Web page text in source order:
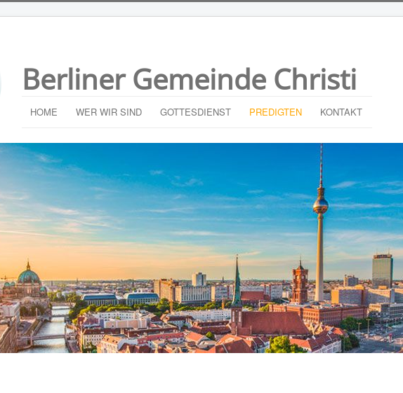
Berliner Gemeinde Christi
HOME WER WIR SIND GOTTESDIENST PREDIGTEN KONTAKT